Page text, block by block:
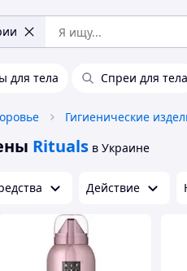
для тела Спреи для тела
Гигиенические
Rituals в Украине
Действие